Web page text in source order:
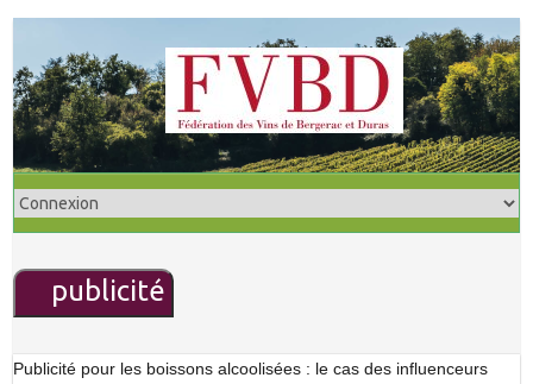
publicité
Publicité pour les boissons alcoolisées : le cas des influenceurs